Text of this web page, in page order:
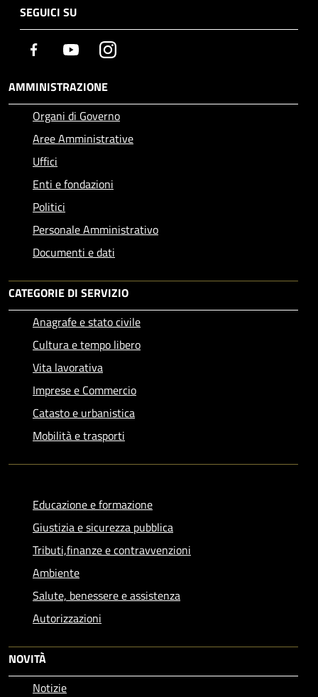
SEGUICI SU
Facebook YoutubeInstagram
AMMINISTRAZIONE
Organi di Governo
Aree Amministrative
Uffici
Enti e fondazioni
Politici
Personale Amministrativo
Documenti e dati
CATEGORIE DI SERVIZIO
Anagrafe e stato civile
Cultura e tempo libero
Vita lavorativa
Imprese e Commercio
Catasto e urbanistica
Mobilità e trasporti
Educazione e formazione
Giustizia e sicurezza pubblica
Tributi,finanze e contravvenzioni
Ambiente
Salute, benessere e assistenza
Autorizzazioni
NOVITÀ
Notizie